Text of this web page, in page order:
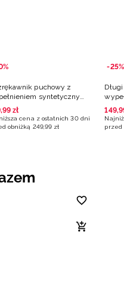
puchowy z
syntetycznym
- beżowy
,99 zł
cena z ostatnich 30 dni
obniżką 249,99 zł
-25%
149,
przed